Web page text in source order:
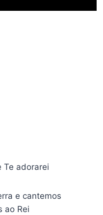
Te adorarei
e cantemos
ao Rei